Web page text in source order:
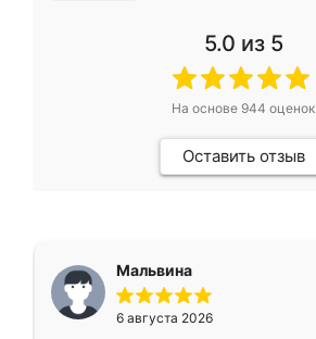
5.0 из 5
На основе 944 оценок
Оставить отзыв
Мальвина
6 августа 2026